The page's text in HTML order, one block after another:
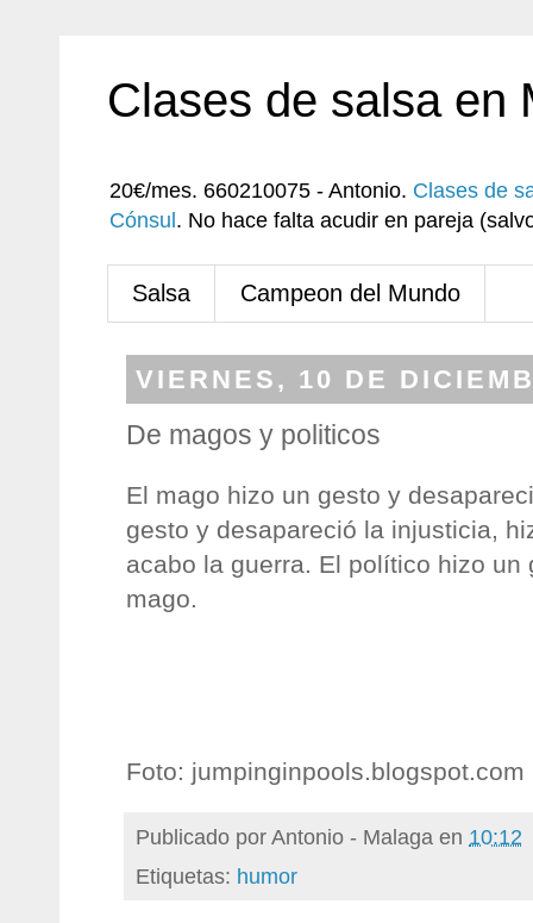
Clases de salsa en
20€/mes. 660210075 - Antonio. Clases de
Cónsul . No hace falta acudir en pareja
Salsa Campeon del Mundo
VIERNES, 10 DE
De magos y politicos
El mago hizo un gesto y
gesto y desapareció la injusticia,
acabo la guerra. El político hizo un
mago.
Foto: jumpinginpools.blogspot.com
Publicado porAntonio - Malaga en 10:12
Etiquetas: humor